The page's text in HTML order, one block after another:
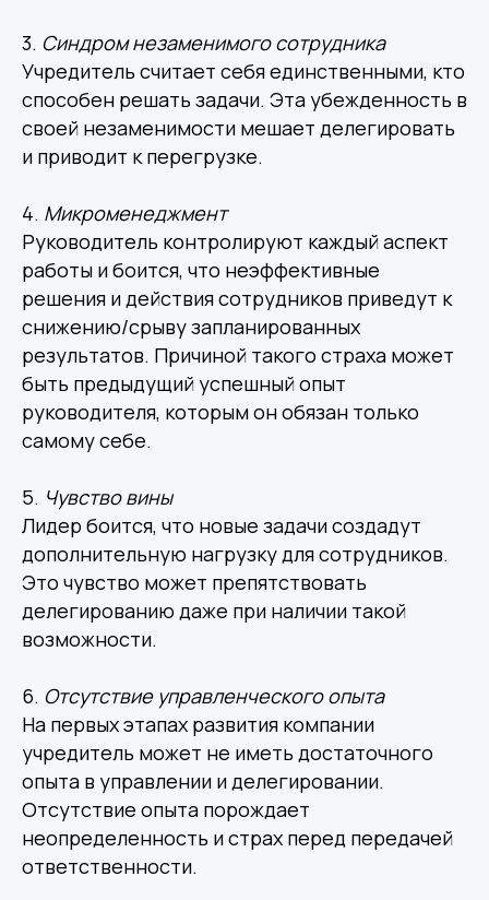
3. Синдром незаменимого сотрудника
Учредитель считает себя единственными, кто
способен решать задачи. Эта убежденность в
своей незаменимости мешает делегировать
и приводит к перегрузке.
4. Микроменеджмент
Руководитель контролируют каждый аспект
работы и боится, что неэффективные
решения и действия сотрудников приведут к
снижению/срыву запланированных
результатов. Причиной такого страха может
быть предыдущий успешный опыт
руководителя, которым он обязан только
самому себе.
5. Чувство вины
Лидер боится, что новые задачи создадут
дополнительную нагрузку для сотрудников.
Это чувство может препятствовать
делегированию даже при наличии такой
возможности.
6. Отсутствие управленческого опыта
На первых этапах развития компании
учредитель может не иметь достаточного
опыта в управлении и делегировании.
Отсутствие опыта порождает
неопределенность и страх перед передачей
ответственности.